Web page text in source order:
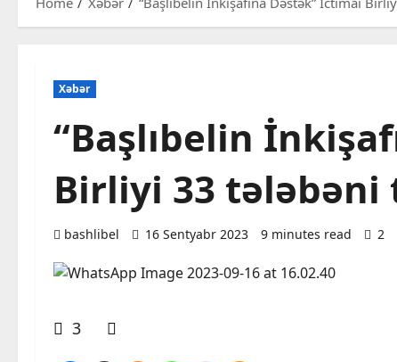
Xəbər
“Başlıbelin
Birliyi 33 tələbəni
bashlibel 16 Sentyabr 2023 9 minutes read 2
3